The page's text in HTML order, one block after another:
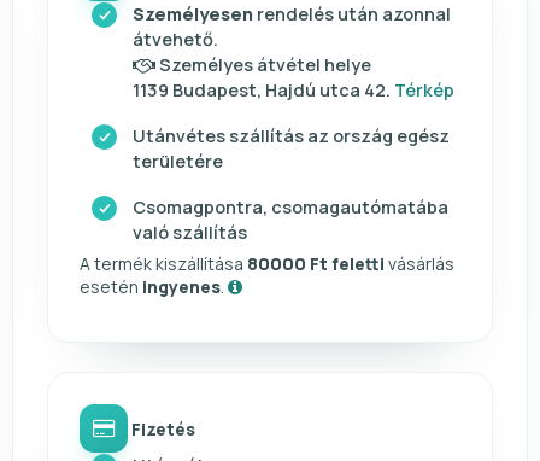
Személyesen rendelés után azonnal
átvehető.
Személyes átvétel helye
1139 Budapest, Hajdú utca 42. Térkép
Utánvétes szállítás az ország egész
területére
Csomagpontra, csomagautómatába
való szállítás
A termék kiszállítása 80000 Ft feletti vásárlás
esetén ingyenes
Fizetés